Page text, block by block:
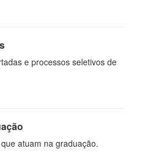
e processos seletivos de
atuam na graduação.